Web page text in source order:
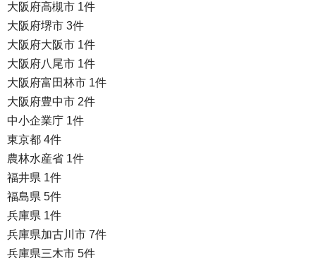
大阪府高槻市 1件
大阪府堺市 3件
大阪府大阪市 1件
大阪府八尾市 1件
大阪府富田林市 1件
大阪府豊中市 2件
中小企業庁 1件
東京都 4件
農林水産省 1件
福井県 1件
福島県 5件
兵庫県 1件
兵庫県加古川市 7件
兵庫県三木市 5件